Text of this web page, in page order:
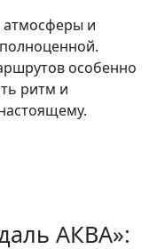
атмосферы и
особенно
ритм и
АКВА»: